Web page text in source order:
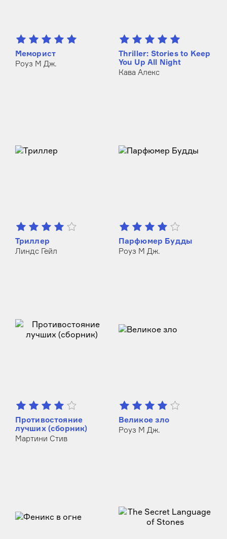
Меморист
Роуз М Дж.
Thriller: Stories to Keep
You Up All Night
Кава Алекс
Триллер
Линдс Гейл
Парфюмер Будды
Роуз М Дж.
Противостояние
лучших (сборник)
Мартини Стив
Великое зло
Роуз М Дж.